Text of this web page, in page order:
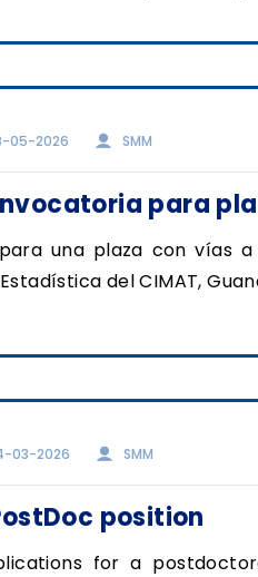
05-2026 SMM
para
una plaza con vías
del CIMAT,
03-2026 SMM
position
for a